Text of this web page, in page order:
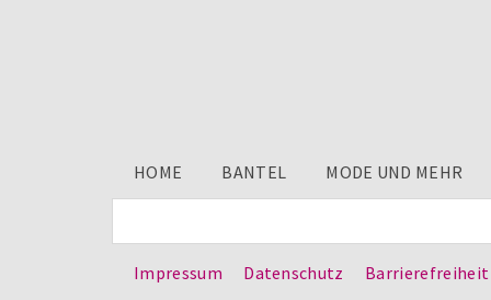
HOME BANTEL MODE UND MEHR
Impressum Datenschutz
Barrierefreiheit